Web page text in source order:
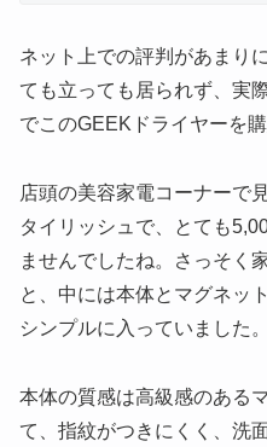
ネット上での評判があまり
ても立っても居られず、実
でこのGEEKドライヤーを
店頭の美容家電コーナーで
タイリッシュで、とても
ませんでしたね。さっそく
と、中には本体とマグネッ
シンプルに入っていました。
本体の質感は高級感のある
て、指紋がつきにくく、洗